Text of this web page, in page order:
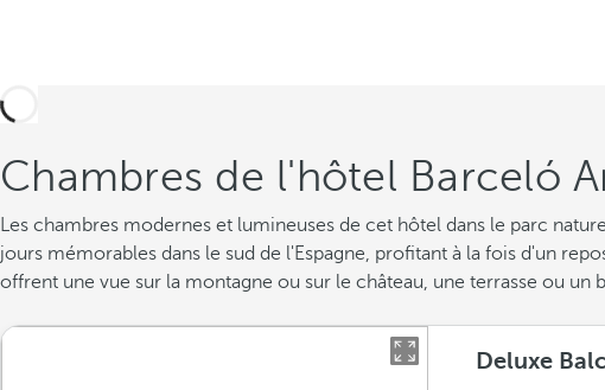
Chambres de l'hôtel Barceló
Les chambres modernes et lumineuses de cet hôtel dans le parc
jours mémorables dans le sud de l'Espagne, profitant à la fois d'un
offrent une vue sur la montagne ou sur le château, une terrasse ou
Deluxe